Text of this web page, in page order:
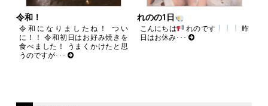
令和！
令和になりましたね！ つい
に！！ 令和初日はお好み焼きを
食べました！ うまくかけたと思
うのですが･･･
れのの1日
こんにちは れのです
昨
日はお休み･･･